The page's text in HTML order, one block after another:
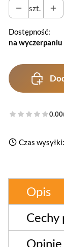
szt.
Dostępność:
na wyczerpaniu
0.00
Czas
Opis